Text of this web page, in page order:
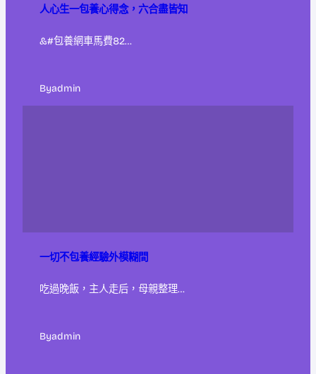
人心生一包養心得念，六合盡皆知
&#包養網車馬費82…
Byadmin
一切不包養經驗外模糊間
吃過晚飯，主人走后，母親整理…
Byadmin